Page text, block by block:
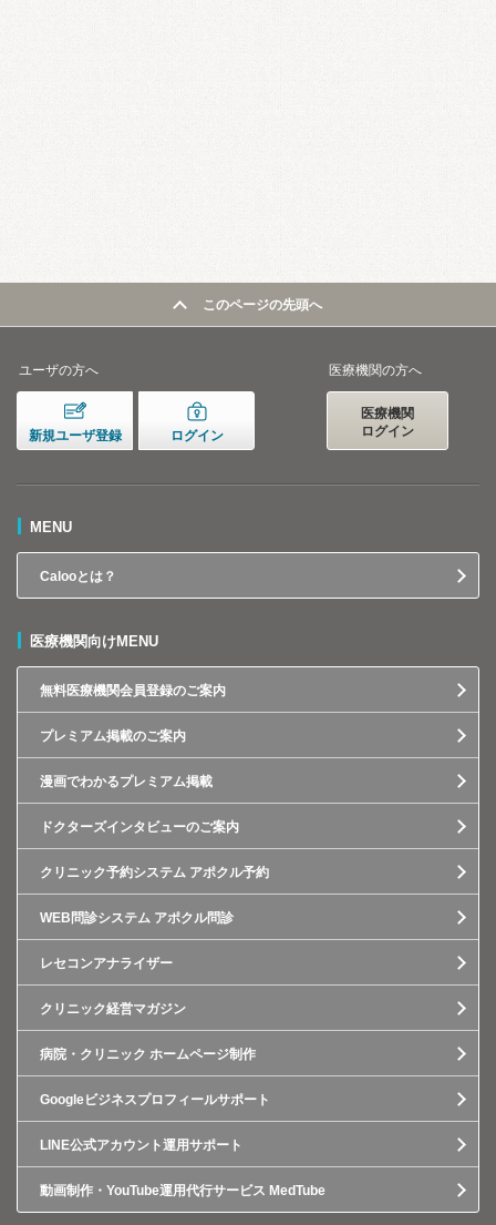
このページの先頭へ
ユーザの方へ
新規ユーザ登録 ログイン
医療機関の方へ
医療機関
ログイン
MENU
Calooとは？
医療機関向けMENU
無料医療機関会員登録のご案内
プレミアム掲載のご案内
漫画でわかるプレミアム掲載
ドクターズインタビューのご案内
クリニック予約システム アポクル予約
WEB問診システム アポクル問診
レセコンアナライザー
クリニック経営マガジン
病院・クリニック ホームページ制作
Googleビジネスプロフィールサポート
LINE公式アカウント運用サポート
動画制作・YouTube運用代行サービス MedTube